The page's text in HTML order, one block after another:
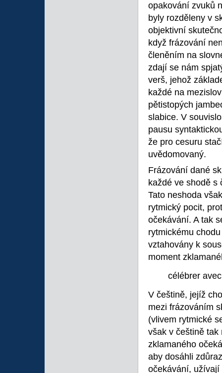
opakování zvuků
byly rozděleny v
objektivní
když frázování
členěním na
zdají se nám
verš, jehož
každé na
pětistopých
slabice. V
pausu
že pro cesuru
uvědomovaný.
Frázování dané
každé ve shodě s
Tato neshoda
rytmický pocit,
očekávání. A tak
rytmickému
vztahovány k
moment
célébrer
V češtině, jejíž
mezi frázováním
(vlivem rytmické
však v češtině tak
zklamaného
aby dosáhli
očekávání,